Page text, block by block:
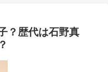
？歴代は石野真